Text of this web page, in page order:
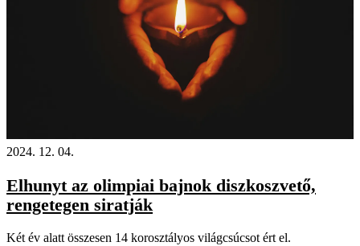
2024. 12. 04.
Elhunyt az olimpiai bajnok diszkoszvető,
rengetegen siratják
Két év alatt összesen 14 korosztályos világcsúcsot ért el.